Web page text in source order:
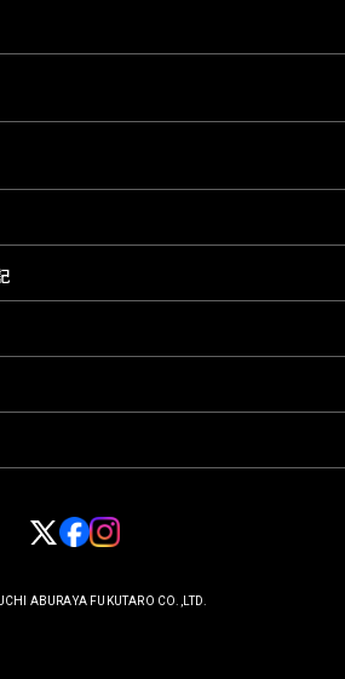
ABURAYA FUKUTARO CO.,LTD.